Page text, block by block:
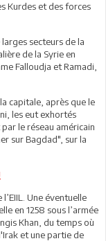
Kurdes et des forces
secteurs de la
de la Syrie en
Falloudja et Ramadi,
capitale, après que le
les eut exhortés
le réseau américain
sur Bagdad", sur la
Une éventuelle
en 1258 sous l’armée
Khan, du temps où
et une partie de